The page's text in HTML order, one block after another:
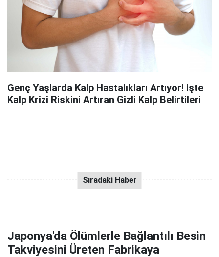
Genç Yaşlarda Kalp Hastalıkları Artıyor! işte
Kalp Krizi Riskini Artıran Gizli Kalp Belirtileri
Japonya'da Ölümlerle Bağlantılı Besin
Takviyesini Üreten Fabrikaya